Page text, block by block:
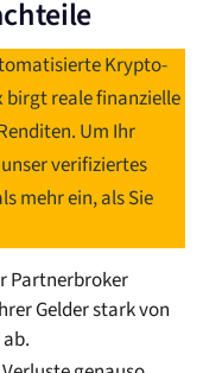
Krypto-
birgt reale finanzielle
Um Ihr
verifiziertes
mehr ein, als Sie
Partnerbroker
Gelder stark von